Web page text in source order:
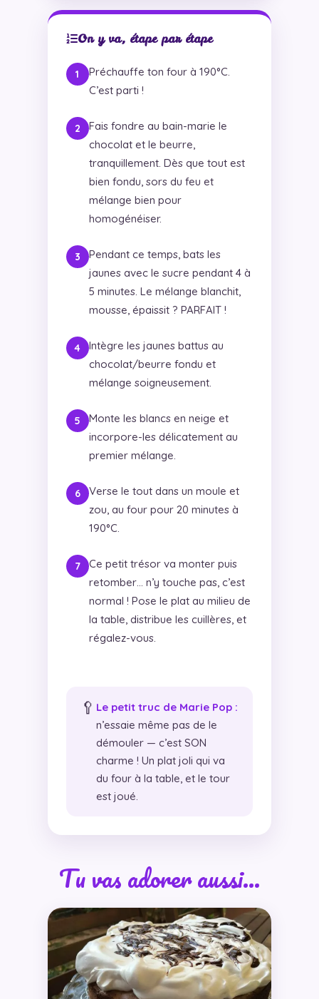
On y va, étape par étape
Préchauffe ton four à 190°C.
C’est parti !
Fais fondre au bain-marie le
chocolat et le beurre,
tranquillement. Dès que tout est
bien fondu, sors du feu et
mélange bien pour
homogénéiser.
Pendant ce temps, bats les
jaunes avec le sucre pendant 4 à
5 minutes. Le mélange blanchit,
mousse, épaissit ? PARFAIT !
Intègre les jaunes battus au
chocolat/beurre fondu et
mélange soigneusement.
Monte les blancs en neige et
incorpore-les délicatement au
premier mélange.
Verse le tout dans un moule et
zou, au four pour 20 minutes à
190°C.
Ce petit trésor va monter puis
retomber… n’y touche pas, c’est
normal ! Pose le plat au milieu de
la table, distribue les cuillères, et
régalez-vous.
🥄 Le petit truc de Marie Pop :
n’essaie même pas de le
démouler — c’est SON
charme ! Un plat joli qui va
du four à la table, et le tour
est joué.
Tu vas adorer aussi…